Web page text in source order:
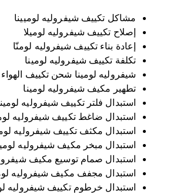
مشاكل تكييف شيفروليه لوميينا
إصلاح تكييف شيفروليه لوميلا
إعادة بناء تكييف شيفروليه لومنّا
تكلفة تكييف شيفروليه لومينا
شيفروليه لومينا شحن تكييف الهواء
تطهير مكيف شيفروليه لومينا
استبدال فلتر تكييف شيفروليه
استبدال ضاغط تكييف شيفروليه
استبدال مكثف تكييف شيفروليه
استبدال مبخر مكيف شيفروليه
استبدال صمام توسيع مكيف
استبدال مجفف مكيف شيفروليه
استبدال خرطوم تكييف شيفروليه